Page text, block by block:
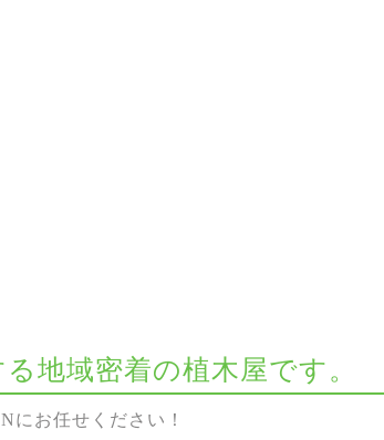
地域密着の植木屋です。
にお任せください！